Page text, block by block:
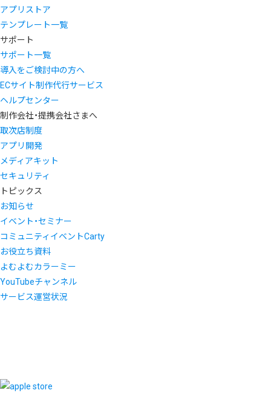
アプリストア
テンプレート一覧
サポート
サポート一覧
導入をご検討中の方へ
ECサイト制作代行サービス
ヘルプセンター
制作会社・提携会社さまへ
取次店制度
アプリ開発
メディアキット
セキュリティ
トピックス
お知らせ
イベント・セミナー
コミュニティイベントCarty
お役立ち資料
よむよむカラーミー
YouTubeチャンネル
サービス運営状況